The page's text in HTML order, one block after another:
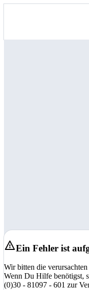
Ein Fehler ist
Wir bitten die
Wenn Du Hilfe benötigst,
(0)30 - 81097 - 601 zur